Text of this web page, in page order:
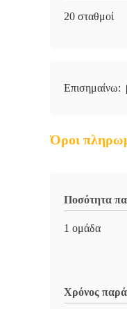
20 σταθμοί
Επισημαίνω:
Όροι
Ποσότητα
1 ομάδα
Χρόνος